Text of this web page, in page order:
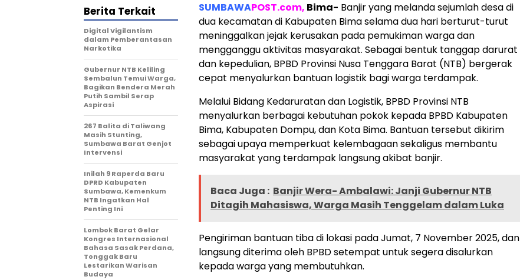
SUMBAWAPOST.com, Bima- Banjir yang melanda sejumlah desa di
dua kecamatan di Kabupaten Bima selama dua hari berturut-turut
meninggalkan jejak kerusakan pada pemukiman warga dan
mengganggu aktivitas masyarakat. Sebagai bentuk tanggap darurat
dan kepedulian, BPBD Provinsi Nusa Tenggara Barat (NTB) bergerak
cepat menyalurkan bantuan logistik bagi warga terdampak.
Melalui Bidang Kedaruratan dan Logistik, BPBD Provinsi NTB
menyalurkan berbagai kebutuhan pokok kepada BPBD Kabupaten
Bima, Kabupaten Dompu, dan Kota Bima. Bantuan tersebut dikirim
sebagai upaya memperkuat kelembagaan sekaligus membantu
masyarakat yang terdampak langsung akibat banjir.
Baca Juga : Banjir Wera- Ambalawi: Janji Gubernur NTB
Ditagih Mahasiswa, Warga Masih Tenggelam dalam Luka
Pengiriman bantuan tiba di lokasi pada Jumat, 7 November 2025, dan
langsung diterima oleh BPBD setempat untuk segera disalurkan
kepada warga yang membutuhkan.
Berita Terkait
Digital Vigilantism
dalam Pemberantasan
Narkotika
Gubernur NTB Keliling
Sembalun Temui Warga,
Bagikan Bendera Merah
Putih Sambil Serap
Aspirasi
267 Balita di Taliwang
Masih Stunting,
Sumbawa Barat Genjot
Intervensi
Inilah 9 Raperda Baru
DPRD Kabupaten
Sumbawa, Kemenkum
NTB Ingatkan Hal
Penting Ini
Lombok Barat Gelar
Kongres Internasional
Bahasa Sasak Perdana,
Tonggak Baru
Lestarikan Warisan
Budaya